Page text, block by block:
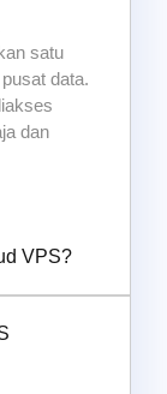
satu
data.
dan
VPS?